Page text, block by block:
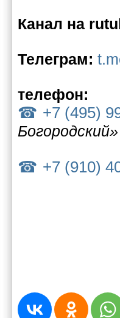
Канал на
Телеграм:
телефон:
+7 (495)
Богородский»
+7 (910)